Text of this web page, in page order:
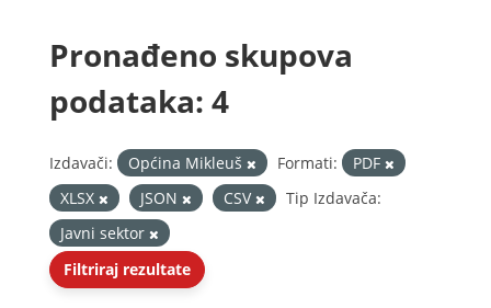
Pronađeno skupova
podataka: 4
Izdavači: Općina Mikleuš Formati:
PDF
XLSX
JSON CSV
Tip Izdavača:
Javni sektor
Filtriraj rezultate